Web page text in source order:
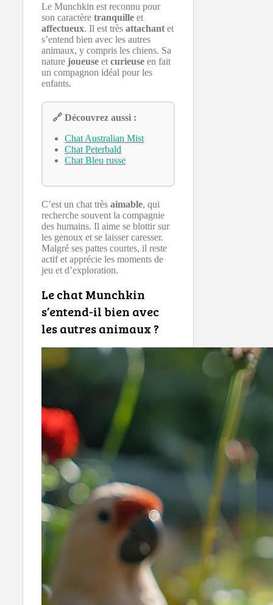
Le Munchkin est reconnu pour
son caractère tranquille et
affectueux. Il est très attachant et
s’entend bien avec les autres
animaux, y compris les chiens. Sa
nature joueuse et curieuse en fait
un compagnon idéal pour les
enfants.
🔗 Découvrez aussi :
Chat Australian Mist
Chat Peterbald
Chat Bleu russe
C’est un chat très aimable, qui
recherche souvent la compagnie
des humains. Il aime se blottir sur
les genoux et se laisser caresser.
Malgré ses pattes courtes, il reste
actif et apprécie les moments de
jeu et d’exploration.
Le chat Munchkin
s’entend-il bien avec
les autres animaux ?